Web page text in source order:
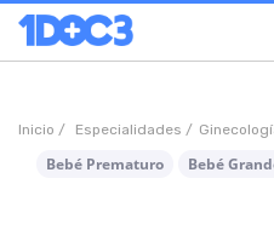
Inicio / Especialidades /
Bebé Prematuro Bebé